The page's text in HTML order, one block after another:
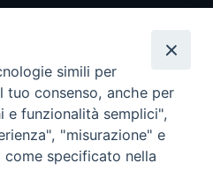
simili per
consenso, anche per
e funzionalità semplici",
"misurazione" e
specificato nella